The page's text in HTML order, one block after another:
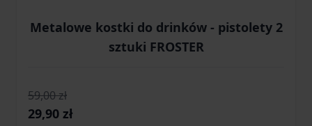
Metalowe kostki do drinków - pistolety 2
sztuki FROSTER
59,00 zł
Cena promocyjna
29,90 zł